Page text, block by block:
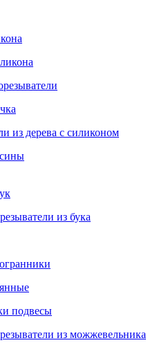
из дерева с силиконом
из бука
подвесы
из можжевельника